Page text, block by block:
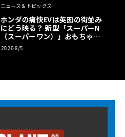
ニュース＆トピックス
ホンダの痛快EVは英国の街並み
にどう映る？ 新型「スーパーN
（スーパーワン）」おもちゃ箱
ツアーの全貌
2026 8/5